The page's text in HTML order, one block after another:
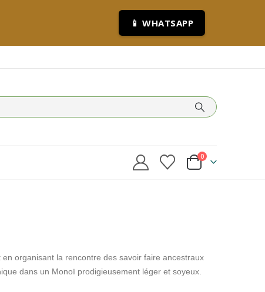
📱 WHATSAPP
0
en organisant la rencontre des savoir faire ancestraux
dans un Monoï prodigieusement léger et soyeux.